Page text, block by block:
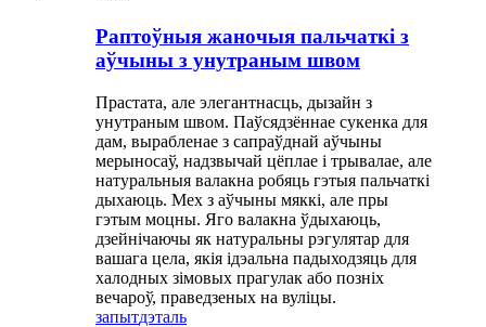
Раптоўныя жаночыя пальчаткі з
аўчыны з унутраным швом
Прастата, але элегантнасць, дызайн з
унутраным швом. Паўсядзённае сукенка для
дам, вырабленае з сапраўднай аўчыны
мерыносаў, надзвычай цёплае і трывалае, але
натуральныя валакна робяць гэтыя пальчаткі
дыхаюць. Мех з аўчыны мяккі, але пры
гэтым моцны. Яго валакна ўдыхаюць,
дзейнічаючы як натуральны рэгулятар для
вашага цела, якія ідэальна падыходзяць для
халодных зімовых прагулак або позніх
вечароў, праведзеных на вуліцы.
запытдэталь